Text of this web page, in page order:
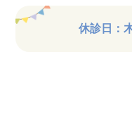
休診日：